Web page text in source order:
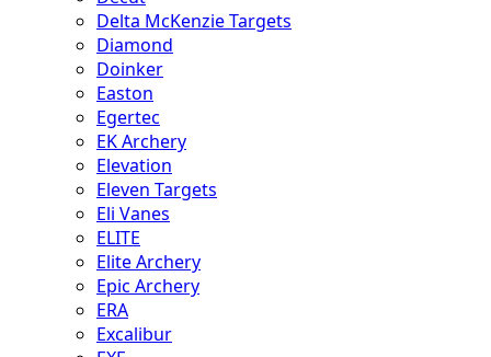
Delta McKenzie Targets
Diamond
Doinker
Easton
Egertec
EK Archery
Elevation
Eleven Targets
Eli Vanes
ELITE
Elite Archery
Epic Archery
ERA
Excalibur